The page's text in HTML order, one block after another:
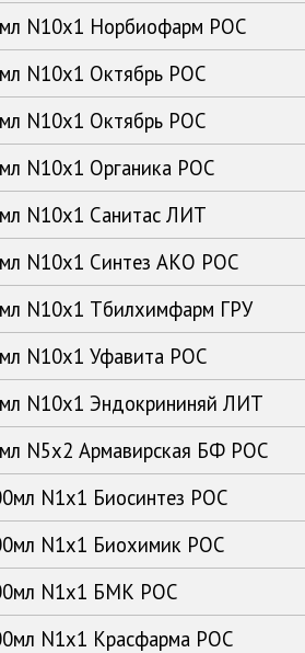
N10x1 Норбиофарм РОС
N10x1 Октябрь РОС
N10x1 Октябрь РОС
N10x1 Органика РОС
N10x1 Санитас ЛИТ
N10x1 Синтез АКО РОС
N10x1 Тбилхимфарм ГРУ
N10x1 Уфавита РОС
N10x1 Эндокрининяй ЛИТ
N5x2 Армавирская БФ РОС
N1x1 Биосинтез РОС
N1x1 Биохимик РОС
N1x1 БМК РОС
N1x1 Красфарма РОС